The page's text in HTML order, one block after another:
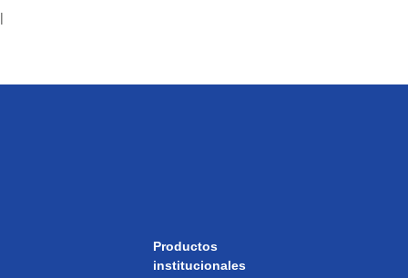
|
Productos
institucionales